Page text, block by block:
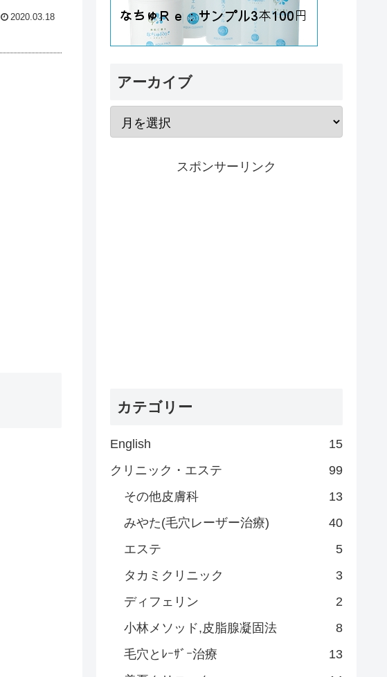
2020.03.18
アーカイブ
スポンサーリンク
カテゴリー
English
15
クリニック・エステ
99
その他皮膚科
13
みやた(毛穴レーザー治療)
40
エステ
5
タカミクリニック
3
ディフェリン
2
小林メソッド,皮脂腺凝固法
8
毛穴とﾚｰｻﾞｰ治療
13